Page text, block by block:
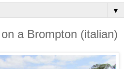
▼
a Brompton (italian)